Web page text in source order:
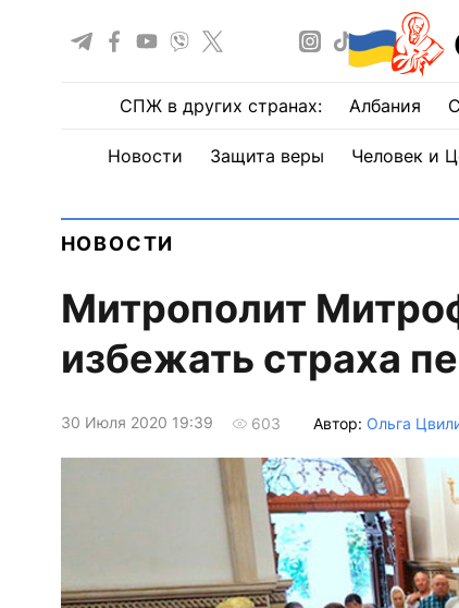
СПЖ в других странах: Албания
Новости Защита веры Человек и
НОВОСТИ
Митрополит
избежать страха
30 Июля 2020 19:39 603 Автор: Ольга